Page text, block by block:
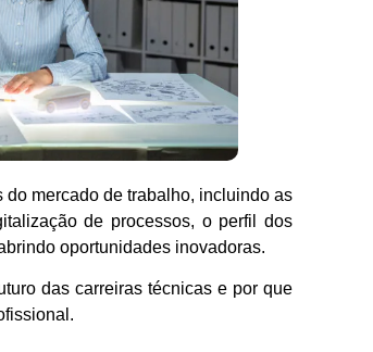
mercado de trabalho, incluindo as
de processos, o perfil dos
oportunidades inovadoras.
das carreiras técnicas e por que